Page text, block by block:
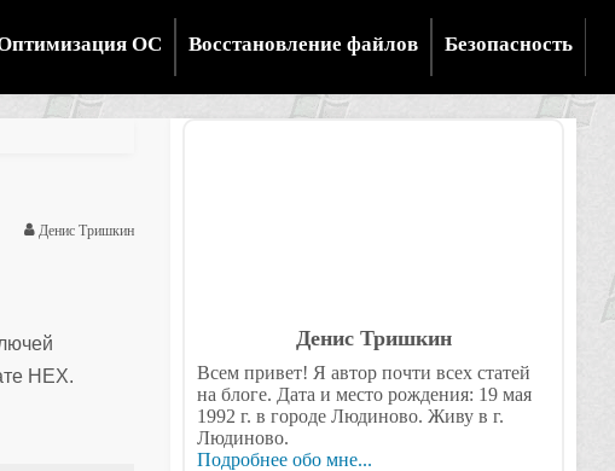
ОС Восстановление файлов Безопасность
Денис Тришкин
HEX.
Денис Тришкин
Всем привет! Я автор почти всех статей
на блоге. Дата и место рождения: 19 мая
1992 г. в городе Людиново. Живу в г.
Людиново.
Подробнее обо мне...